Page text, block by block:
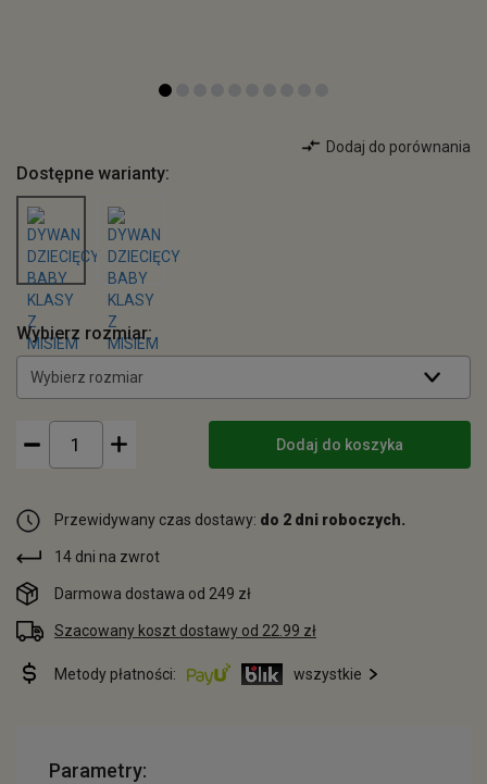
Dodaj do porównania
Dostępne warianty:
Wybierz rozmiar:
Wybierz rozmiar
Dodaj do koszyka
Przewidywany czas dostawy: do 2 dni roboczych.
14 dni na zwrot
Darmowa dostawa od 249 zł
Szacowany koszt dostawy od 22.99 zł
Metody płatności: wszystkie
Parametry: